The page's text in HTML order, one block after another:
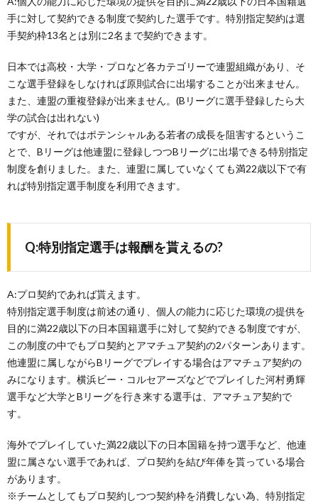
手に対して契約できる制度で契約した選手です。特別指定契約は選
手契約枠13名とは別に2名まで契約できます。
日本では高校・大学・プロなど各カテゴリーで連盟組織があり、そ
こな選手登録をしなければ原則試合に出場することが出来ません。
また、連盟の重複登録が出来ません。(Bリーグに選手登録したら大
学の試合は出れない)
ですが、それではポテンシャルある若者の成長を阻害するというこ
とで、Bリーグは他連盟に登録しつつBリーグに出場できる特別指定
制度を創りました。また、連盟に属していなくても満22歳以下で有
れば特別指定選手制度を利用できます。
Q:特別指定選手は報酬を貰えるの?
A:プロ契約であれば貰えます。
特別指定選手制度は前述の通り、個人の能力に応じた環境の提供を
目的に満22歳以下の日本国籍選手に対して契約できる制度ですが、
この制度の中でもプロ契約とアマチュア契約の2パターンあります。
他連盟に属しながらBリーグでプレイする場合はアマチュア契約の
みになります。横浜ビー・コルセアーズなどでプレイした河村勇輝
選手など大学とBリーグを行き来する選手は、アマチュア契約で
す。
海外でプレイしていた満22歳以下の日本国籍を持つ選手など、他連
盟に属さない選手であれば、プロ契約を結び年俸を貰っている場合
があります。
※チームとしてもプロ契約しつつ契約枠を消費しない為、特別指定